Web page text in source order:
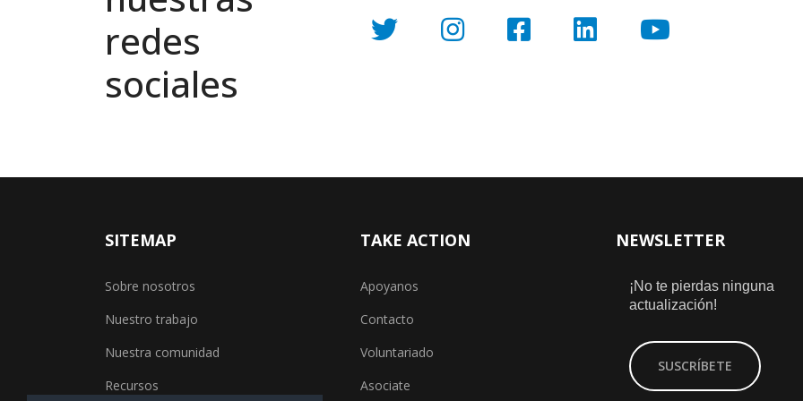
redes
sociales
fab
fab
fab
fab
SITEMAP
Sobre nosotros
Nuestro trabajo
Nuestra comunidad
Recursos
TAKE ACTION
Apoyanos
Contacto
Voluntariado
Asociate
NEWSLETTER
¡No te pierdas ninguna
actualización!
SUSCRÍBETE